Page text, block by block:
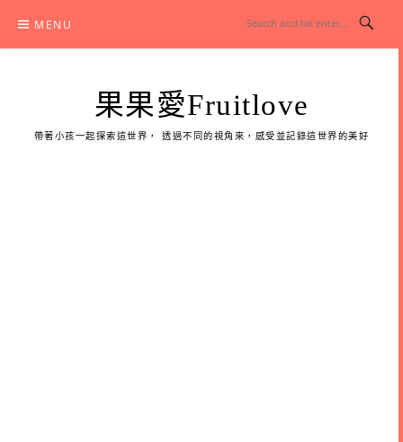
content
MENU
果果愛Fruitlove
帶著小孩一起探索這世界， 透過不同的視角來，感受並記錄這世界的美好